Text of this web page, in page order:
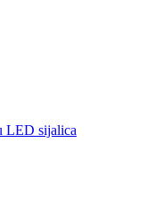
LED sijalica